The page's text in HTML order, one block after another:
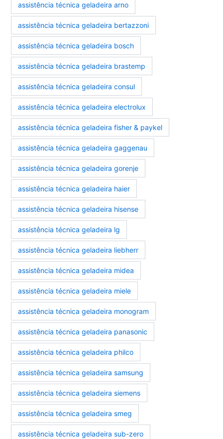
assistência técnica geladeira arno
assistência técnica geladeira bertazzoni
assistência técnica geladeira bosch
assistência técnica geladeira brastemp
assistência técnica geladeira consul
assistência técnica geladeira electrolux
assistência técnica geladeira fisher & paykel
assistência técnica geladeira gaggenau
assistência técnica geladeira gorenje
assistência técnica geladeira haier
assistência técnica geladeira hisense
assistência técnica geladeira lg
assistência técnica geladeira liebherr
assistência técnica geladeira midea
assistência técnica geladeira miele
assistência técnica geladeira monogram
assistência técnica geladeira panasonic
assistência técnica geladeira philco
assistência técnica geladeira samsung
assistência técnica geladeira siemens
assistência técnica geladeira smeg
assistência técnica geladeira sub-zero